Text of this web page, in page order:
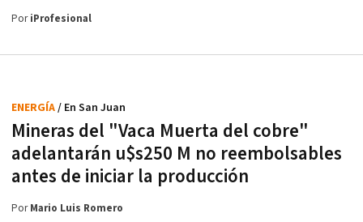
PoriProfesional
Mineras del "Vaca Muerta del cobre"
adelantarán u$s250 M no reembolsables
antes de iniciar la producción
ENERGÍA/ En San Juan
PorMario Luis Romero